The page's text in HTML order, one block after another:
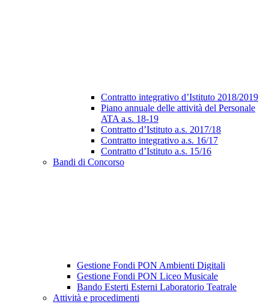
Contratto integrativo d’Istituto 2018/2019
Piano annuale delle attività del Personale
ATA a.s. 18-19
Contratto d’Istituto a.s. 2017/18
Contratto integrativo a.s. 16/17
Contratto d’Istituto a.s. 15/16
Bandi di Concorso
Gestione Fondi PON Ambienti Digitali
Gestione Fondi PON Liceo Musicale
Bando Esterti Esterni Laboratorio Teatrale
Attività e procedimenti